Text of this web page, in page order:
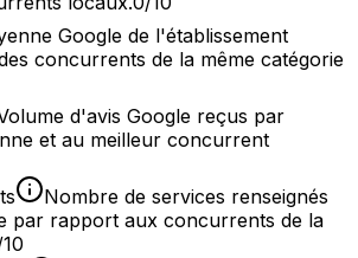
Google de l'établissement
concurrents de la même catégorie
d'avis Google reçus par
et au meilleur concurrent
Nombre de services renseignés
par rapport aux concurrents de la